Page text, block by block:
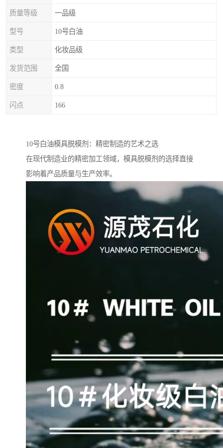
质量等级 一品级
型号 10号白油
类型 化妆品级
发货范围 全国
密度 0.8
闪点 166
10号白油模具脱模剂：精密制造的艺术之选
在现代制造业的精密加工领域，模具脱模剂的选择直接
影响着产品质量与生产效率。